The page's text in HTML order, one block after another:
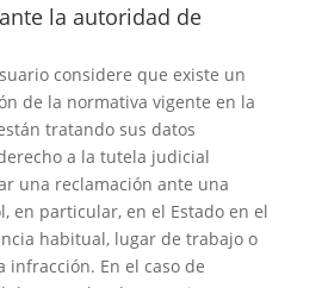
la autoridad de
considere que existe un
de la normativa vigente en la
tratando sus datos
a la tutela judicial
una reclamación ante una
en particular, en el Estado en el
habitual, lugar de trabajo o
infracción. En el caso de